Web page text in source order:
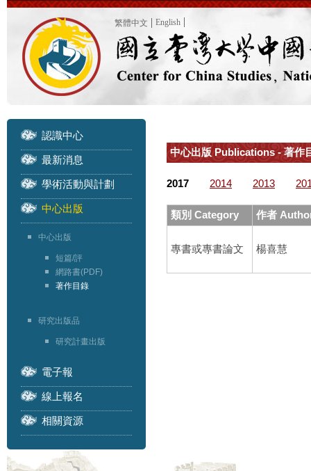
繁體中文 English
認識中心
最新消息
學術活動與計劃
中心出版
中心出版
短篇/評
網路書(PDF)
著作目錄
研究出版品
研究計畫出版
電子報
線上報名
相關資源
中心出版 Publications - 著
2017 2014 2013
類別 Category 作者
專書或專書論文 楊喜慧